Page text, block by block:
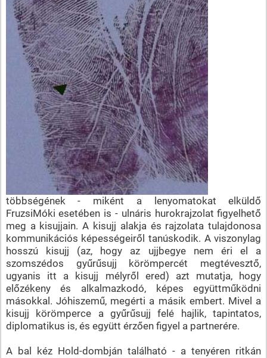
többségének - miként a lenyomatokat elküldő
FruzsiMóki esetében is - ulnáris hurokrajzolat figyelhető
meg a kisujjain. A kisujj alakja és rajzolata tulajdonosa
kommunikációs képességeiről tanúskodik. A viszonylag
hosszú kisujj (az, hogy az ujjbegye nem éri el a
szomszédos gyűrűsujj körömpercét megtévesztő,
ugyanis itt a kisujj mélyről ered) azt mutatja, hogy
előzékeny és alkalmazkodó, képes együttműködni
másokkal. Jóhiszemű, megérti a másik embert. Mivel a
kisujj körömperce a gyűrűsujj felé hajlik, tapintatos,
diplomatikus is, és együtt érzően figyel a partnerére.
A bal kéz Hold-dombján található - a tenyéren ritkán